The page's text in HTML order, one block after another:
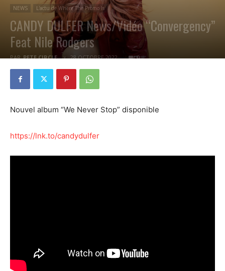
NEWS L'actu de Where The Promo Is
CANDY DULFER News/Vidéo “Convergency”
Feat Nile Rodgers
PAR PETE CIRCLE 28 OCTOBRE 2022 0
Nouvel album “We Never Stop” disponible
https://lnk.to/candydulfer